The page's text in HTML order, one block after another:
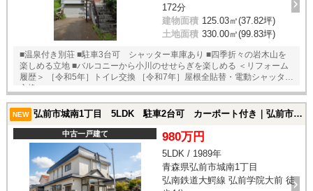
172分
建物面積 125.03㎡(37.82坪)
土地面積 330.00㎡(99.83坪)
■温泉付き別荘 ■駐車3台可 シャッター車庫あり ■四季折々の岩木山を
楽しめる立地 ■バルコニーから小川のせせらぎを楽しめる ＜リフォーム
履歴＞ ［令和5年］トイレ交換 ［令和7年］屋根全貼替・電動シャッター
交換
NEW 弘前市城南1丁目 5LDK 駐車2台可 カーポート付き｜弘前市城南1丁目の中古一戸建て
中古一戸建て 980万円
5LDK / 1989年
青森県弘前市城南1丁目
弘南鉄道大鰐線 弘前学院大前 徒